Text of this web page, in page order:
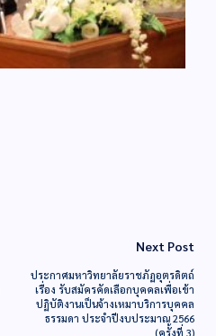
Next Post
ประกาศมหาวิทยาลัยราชภัฏอุตรดิตถ์
เรื่อง รับสมัครคัดเลือกบุคคลเพื่อเข้า
ปฏิบัติงานเป็นจ้างเหมาบริการบุคคล
ธรรมดา ประจำปีงบประมาณ 2566
(ครั้งที่ 3)